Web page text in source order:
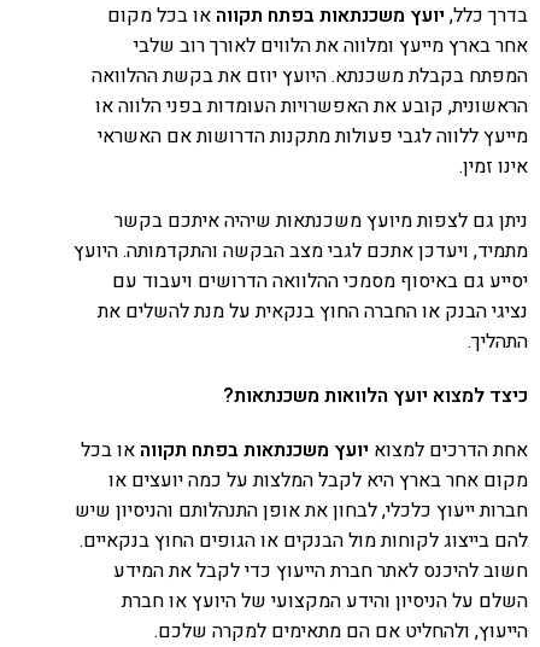
בדרך כלל, יועץ משכנתאות בפתח תקווה או בכל מקום
אחר בארץ מייעץ ומלווה את הלווים לאורך רוב שלבי
המפתח בקבלת משכנתא. היועץ יוזם את בקשת ההלוואה
הראשונית, קובע את האפשרויות העומדות בפני הלווה או
מייעץ ללווה לגבי פעולות מתקנות הדרושות אם האשראי
אינו זמין.
ניתן גם לצפות מיועץ משכנתאות שיהיה איתכם בקשר
מתמיד, ויעדכן אתכם לגבי מצב הבקשה והתקדמותה. היועץ
יסייע גם באיסוף מסמכי ההלוואה הדרושים ויעבוד עם
נציגי הבנק או החברה החוץ בנקאית על מנת להשלים את
התהליך.
כיצד למצוא יועץ הלוואות משכנתאות?
אחת הדרכים למצוא יועץ משכנתאות בפתח תקווה או בכל
מקום אחר בארץ היא לקבל המלצות על כמה יועצים או
חברות ייעוץ כלכלי, לבחון את אופן התנהלותם והניסיון שיש
להם בייצוג לקוחות מול הבנקים או הגופים החוץ בנקאיים.
חשוב להיכנס לאתר חברת הייעוץ כדי לקבל את המידע
השלם על הניסיון והידע המקצועי של היועץ או חברת
הייעוץ, ולהחליט אם הם מתאימים למקרה שלכם.